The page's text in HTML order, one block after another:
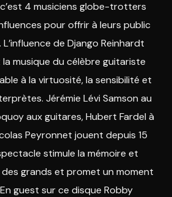
c’est 4 musiciens globe-trotters
pour offrir à leurs public
de Django Reinhardt
musique du célèbre guitariste
à la virtuosité, la sensibilité et
Jérémie Lévi Samson au
aux guitares, Hubert Fardel à
Peyronnet jouent depuis 15
stimule la mémoire et
grands et promet un moment
guest sur ce disque Robby